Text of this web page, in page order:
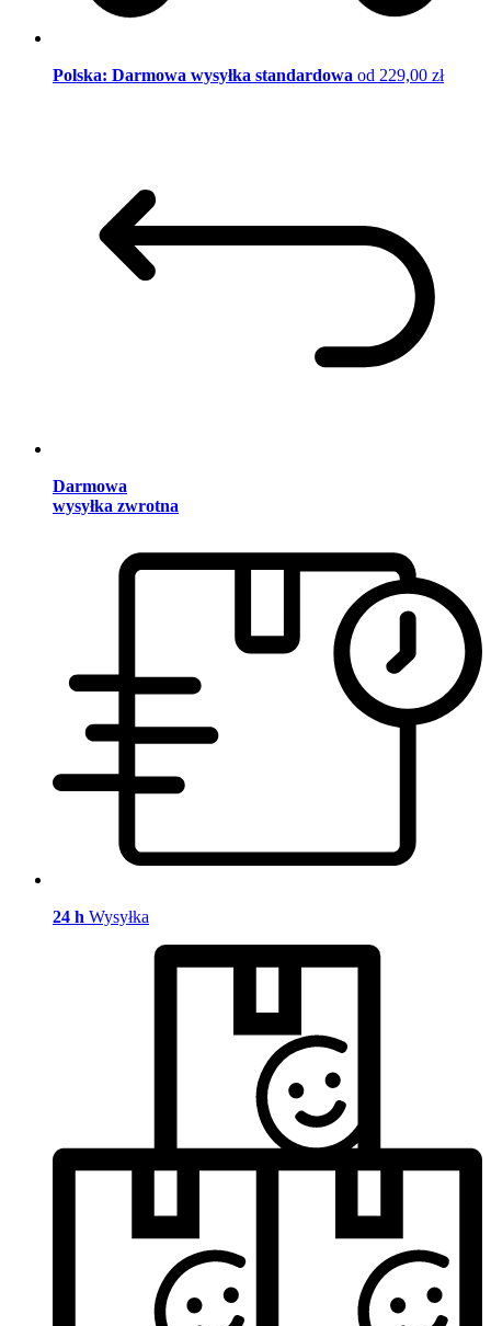
Polska: Darmowa wysyłka standardowa od 229,00 zł
Darmowa
wysyłka zwrotna
24 h Wysyłka